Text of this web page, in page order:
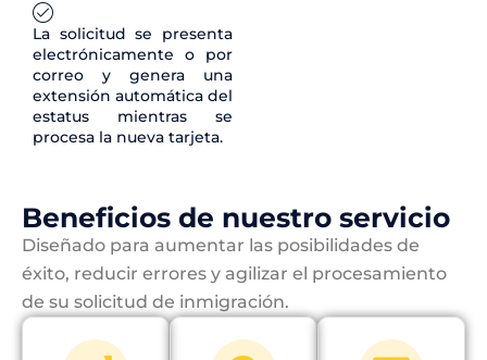
La solicitud se presenta
electrónicamente o por
correo y genera una
extensión automática del
estatus mientras se
procesa la nueva tarjeta.
Beneficios de nuestro servicio
Diseñado para aumentar las posibilidades de
éxito, reducir errores y agilizar el procesamiento
de su solicitud de inmigración.